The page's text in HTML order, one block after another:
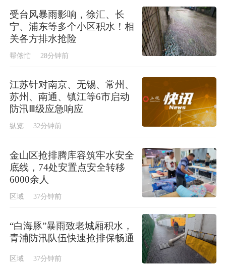
受台风暴雨影响，徐汇、长
宁、浦东等多个小区积水！相
关各方排水抢险
帮侬忙 28分钟前
江苏针对南京、无锡、常州、
苏州、南通、镇江等6市启动
防汛Ⅲ级应急响应
纵览 32分钟前
金山区抢排腾库容筑牢水安全
底线，74处安置点安全转移
6000余人
区域 37分钟前
“白海豚”暴雨致老城厢积水，
青浦防汛队伍快速抢排保畅通
区域 37分钟前